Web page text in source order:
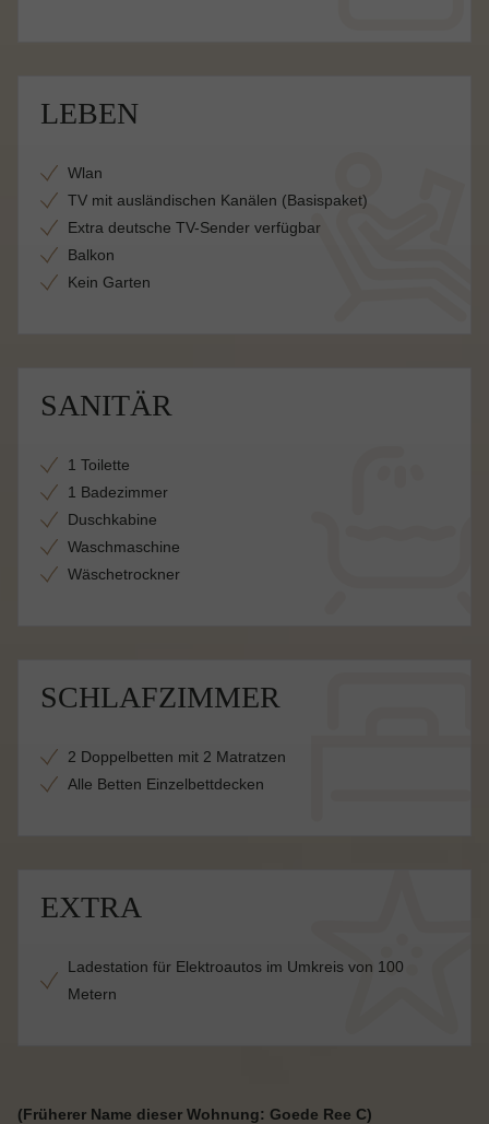
LEBEN
Wlan
TV mit ausländischen Kanälen (Basispaket)
Extra deutsche TV-Sender verfügbar
Balkon
Kein Garten
SANITÄR
1 Toilette
1 Badezimmer
Duschkabine
Waschmaschine
Wäschetrockner
SCHLAFZIMMER
2 Doppelbetten mit 2 Matratzen
Alle Betten Einzelbettdecken
EXTRA
Ladestation für Elektroautos im Umkreis von 100
Metern
(Früherer Name dieser Wohnung: Goede Ree C)